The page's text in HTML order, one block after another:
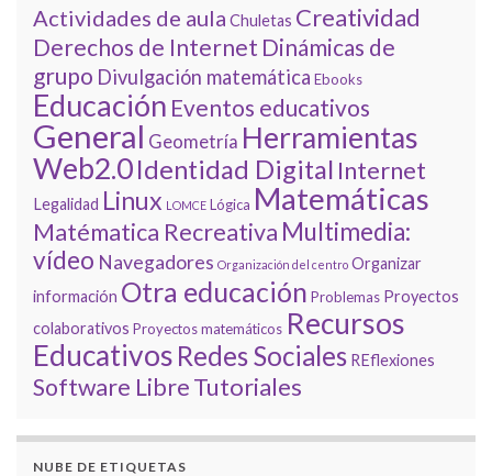
Actividades de aula Chuletas Creatividad
Derechos de Internet Dinámicas de
grupo Divulgación matemática Ebooks
Educación Eventos educativos
General Geometría Herramientas
Web2.0Identidad Digital Internet
Legalidad Linux LOMCE Lógica Matemáticas
Matématica Recreativa Multimedia:
vídeo Navegadores Organización del centro Organizar
información Otra educación Problemas Proyectos
colaborativos Proyectos matemáticos Recursos
Educativos Redes Sociales REflexiones
Software LibreTutoriales
NUBE DE ETIQUETAS